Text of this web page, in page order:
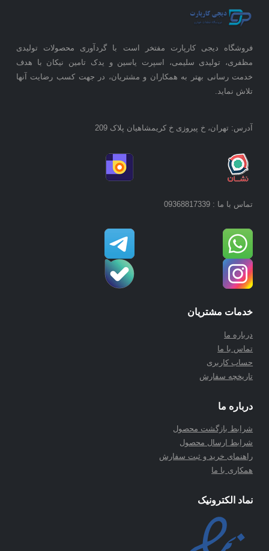
فروشگاه دیجی کارپارت مفتخر است با گردآوری محصولات تولیدی
مظفری، تولیدی سلیمی، اسپرت یاسین و یدک تامین نیکان با هدف
خدمت رسانی بهتر به همکاران و مشتریان، در جهت کسب رضایت آنها
تلاش نماید.
آدرس: تهران، خ پیروزی خ کریمشاهیان پلاک 209
تماس با ما : 09368817339
خدمات مشتریان
درباره ما
تماس با ما
حساب کاربری
تاریخچه سفارش
درباره ما
شرابط بازگشت محصول
شرابط ارسال محصول
راهنمای خرید و ثبت سفارش
همکاری با ما
نماد الکترونیک